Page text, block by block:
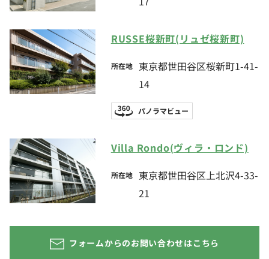
RUSSE桜新町(リュゼ桜新町)
所在地
東京都世田谷区桜新町1-41-
14
パノラマビュー
Villa Rondo(ヴィラ・ロンド)
所在地
東京都世田谷区上北沢4-33-
21
フォームからのお問い合わせはこちら